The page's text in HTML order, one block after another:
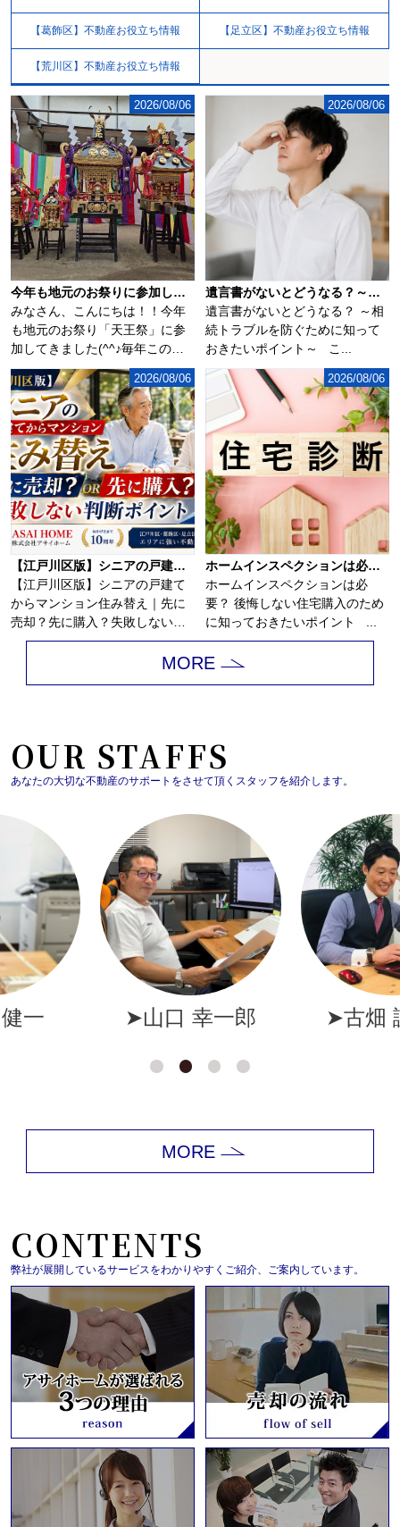
【葛飾区】不動産お役立ち情報 【足立区】不動産お役立ち情報
【荒川区】不動産お役立ち情報
今年も地元のお祭りに参加してきました(^^♪
みなさん、こんにちは！！今年
も地元のお祭り「天王祭」に参
加してきました(^^♪毎年この時
期になるとソ...
2026/08/06
遺言書がないとどうなる？～相続トラブルを防ぐために知っておきたいポイント～
遺言書がないとどうなる？ ～相
続トラブルを防ぐために知って
おきたいポイント～ こ...
2026/08/06
【江戸川区版】シニアの戸建てからマンション住み替え｜先に売却？先に購入？失敗しない判断ポイント！！
【江戸川区版】シニアの戸建て
からマンション住み替え｜先に
売却？先に購入？失敗しない判
断ポイント！戸建...
2026/08/06
ホームインスペクションは必要？
ホームインスペクションは必
要？ 後悔しない住宅購入のため
2026/08/06
MORE
OUR STAFFS
あなたの大切な不動産のサポートをさせて頂くスタッフを紹介します。
郎 ➤古畑 誠一郎 ➤岩井
MORE
CONTENTS
弊社が展開しているサービスをわかりやすくご紹介、ご案内しています。